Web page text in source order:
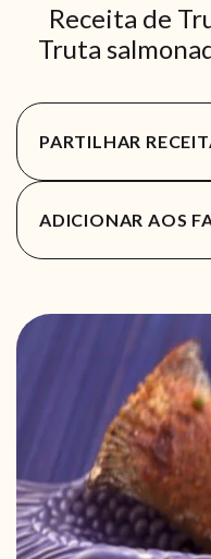
Receita de
Truta
PARTILHAR
ADICIONAR AOS